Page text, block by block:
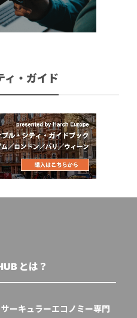
ィ・ガイド
とは？
ーキュラーエコノミー専門